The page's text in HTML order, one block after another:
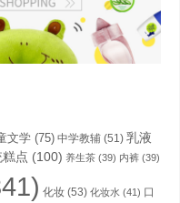
文学(75) 中学教辅(51) 乳液
点 (100) 养生茶(39) 内裤(39)
化妆(53) 化妆水 (41) 口